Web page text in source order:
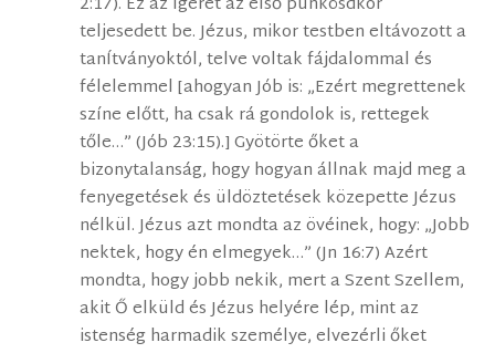
teljesedett be. Jézus, mikor testben eltávozott a
tanÍtványoktól, telve voltak fájdalommal és
félelemmel [ahogyan Jób is: „Ezért megrettenek
színe előtt, ha csak rá gondolok is, rettegek
tőle…” (Jób 23:15).] Gyötörte őket a
bizonytalanság, hogy hogyan állnak majd meg a
fenyegetések és üldöztetések közepette Jézus
nélkül. Jézus azt mondta az övéinek, hogy: „Jobb
nektek, hogy én elmegyek…” (Jn 16:7) Azért
mondta, hogy jobb nekik, mert a Szent Szellem,
akit Ő elküld és Jézus helyére lép, mint az
istenség harmadik személye, elvezérli őket